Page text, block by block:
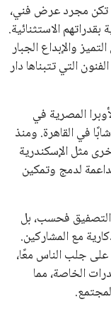
تكن مجرد عرض فني،
الاستثنائية.
والإبداع الجبار
التي تتبناها دار
المصرية في
بمشاركة 25 طفلًا وشابًا في القاهرة. ومنذ
مثل الإسكندرية
لدمج وتمكين
فحسب، بل
مع المشاركين.
على جلب الناس معًا،
الخاصة، مما